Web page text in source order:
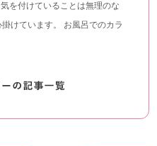
を付けていることは無理のな
けています。 お風呂でのカラ